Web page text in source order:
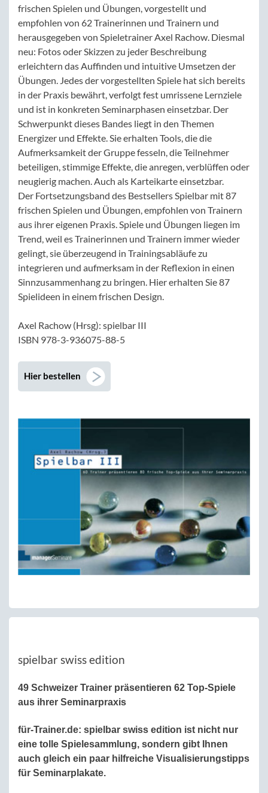
frischen Spielen und Übungen, vorgestellt und
empfohlen von 62 Trainerinnen und Trainern und
herausgegeben von Spieletrainer Axel Rachow. Diesmal
neu: Fotos oder Skizzen zu jeder Beschreibung
erleichtern das Auffinden und intuitive Umsetzen der
Übungen. Jedes der vorgestellten Spiele hat sich bereits
in der Praxis bewährt, verfolgt fest umrissene Lernziele
und ist in konkreten Seminarphasen einsetzbar. Der
Schwerpunkt dieses Bandes liegt in den Themen
Energizer und Effekte. Sie erhalten Tools, die die
Aufmerksamkeit der Gruppe fesseln, die Teilnehmer
beteiligen, stimmige Effekte, die anregen, verblüffen oder
neugierig machen. Auch als Karteikarte einsetzbar.
Der Fortsetzungsband des Bestsellers Spielbar mit 87
frischen Spielen und Übungen, empfohlen von Trainern
aus ihrer eigenen Praxis. Spiele und Übungen liegen im
Trend, weil es Trainerinnen und Trainern immer wieder
gelingt, sie überzeugend in Trainingsabläufe zu
integrieren und aufmerksam in der Reflexion in einen
Sinnzusammenhang zu bringen. Hier erhalten Sie 87
Spielideen in einem frischen Design.
Axel Rachow (Hrsg): spielbar III
ISBN 978-3-936075-88-5
Hier bestellen
spielbar swiss edition
49 Schweizer Trainer präsentieren 62 Top-Spiele
aus ihrer Seminarpraxis
für-Trainer.de: spielbar swiss edition ist nicht nur
eine tolle Spielesammlung, sondern gibt Ihnen
auch gleich ein paar hilfreiche Visualisierungstipps
für Seminarplakate.